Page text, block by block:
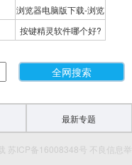
P2P种子搜索神器专题
浏览器电脑版下载-浏览
器下载合集
按键精灵软件哪个好?
最新专题
苏ICP备16008348号 不良信息举